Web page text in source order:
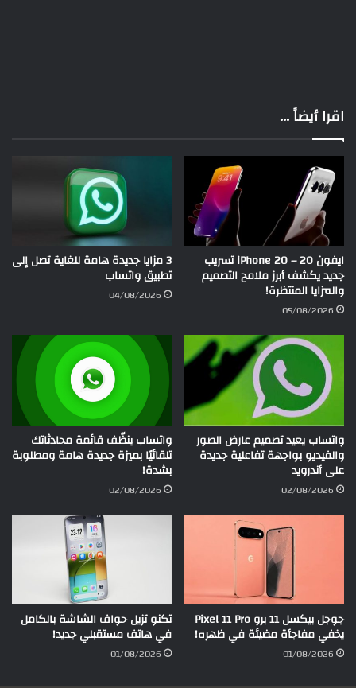
اقرا أيضاً ...
ايفون 20 – iPhone 20 تسريب
جديد يكشف أبرز ملامح التصميم
والمزايا المنتظرة!
05/08/2026
3 مزايا جديدة هامة للغاية تصل إلى
تطبيق واتساب
04/08/2026
واتساب يعيد تصميم عارض الصور
والفيديو بواجهة تفاعلية جديدة
على أندرويد
02/08/2026
واتساب ينظّف قائمة محادثاتك
تلقائيًا بميزة جديدة هامة ومطلوبة
بشدة!
02/08/2026
جوجل بيكسل 11 برو Pixel 11 Pro
يخفي مفاجأة مضيئة في ظهره!
01/08/2026
تكنو تزيل حواف الشاشة بالكامل
في هاتف مستقبلي جديد!
01/08/2026